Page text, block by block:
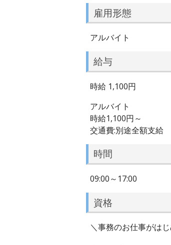
雇用形態
アルバイト
給与
時給 1,100円
アルバイト
時給1,100円～
交通費:別途全額支給
時間
09:00～17:00
資格
＼事務のお仕事がは